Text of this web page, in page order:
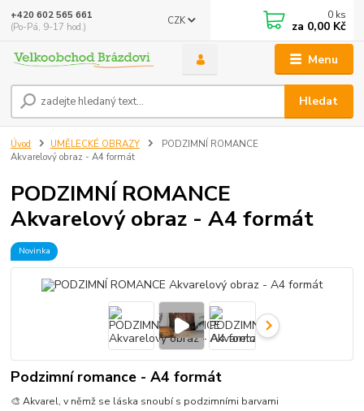
Menu
CZK
Hledat
+420 602 565 661
(Po-Pá, 9-17 hod.)
0 ks
za 0,00 Kč
Úvod UMĚLECKÉ OBRAZY
PODZIMNÍ ROMANCE
Akvarelový obraz - A4 formát
PODZIMNÍ ROMANCE
Akvarelový obraz - A4 formát
Novinka
Podzimní romance - A4 formát
🎨 Akvarel, v němž se láska snoubí s podzimními barvami